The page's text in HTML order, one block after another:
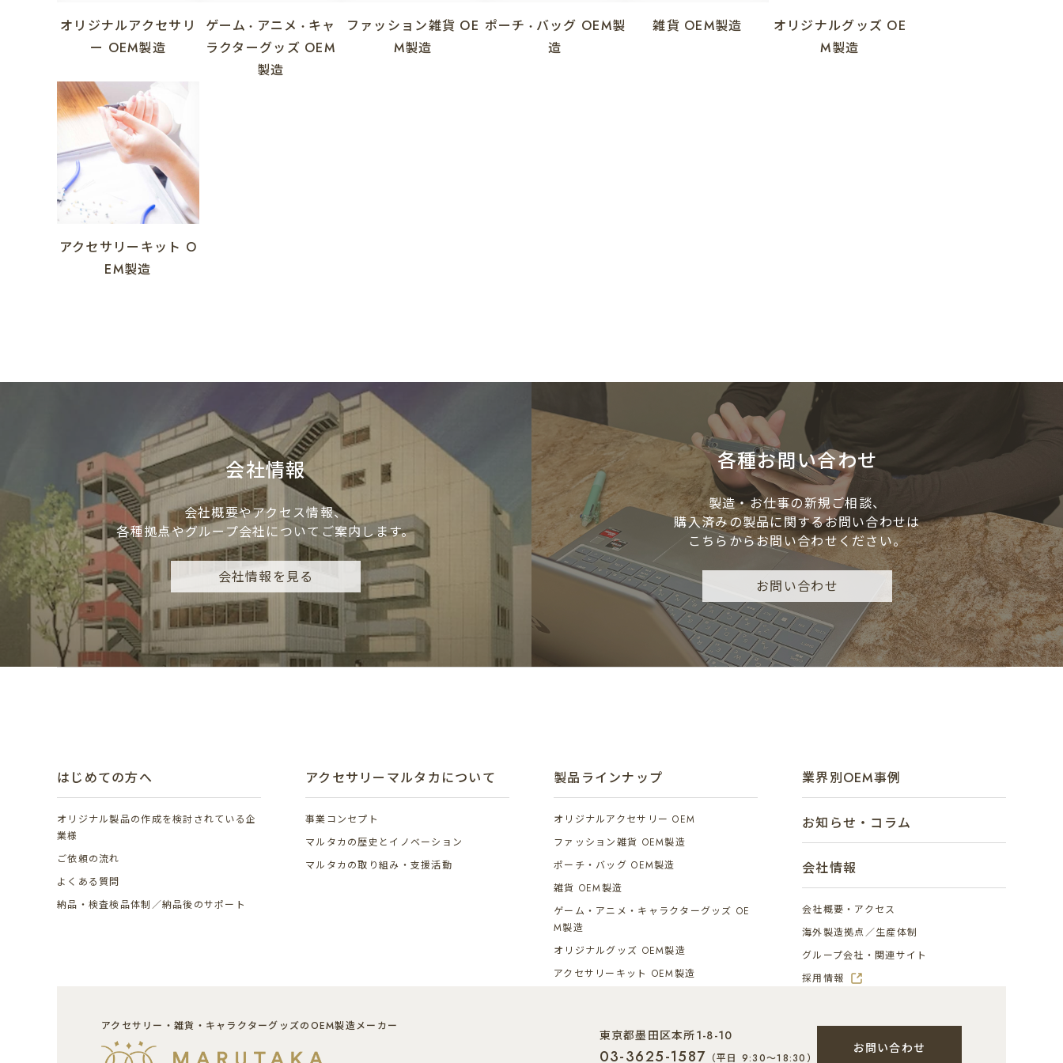
オリジナルアクセサリ
ー OEM製造
ゲーム ・ アニメ ・ キャ
ラクターグッズ OEM
製造
ファッション雑貨 OE
M製造
ポーチ ・ バッグ OEM製
造
雑貨 OEM製造 オリジナルグッズ OE
M製造
アクセサリーキット O
EM製造
会社情報
会社概要やアクセス情報、
各種拠点やグループ会社についてご案内します。
会社情報を見る
各種お問い合わせ
製造・お仕事の新規ご相談、
購入済みの製品に関するお問い合わせは
こちらからお問い合わせください。
お問い合わせ
アクセサリー・雑貨・キャラクターグッズのOEM製造メーカー
東京都墨田区本所1-8-10
03-3625-1587 （平日 9:30～18:30）
お問い合わせ
はじめての方へ
オリジナル製品の作成を検討されている企
業様
ご依頼の流れ
よくある質問
納品・検査検品体制／納品後のサポート
アクセサリーマルタカについて
事業コンセプト
マルタカの歴史とイノベーション
マルタカの取り組み・支援活動
製品ラインナップ
オリジナルアクセサリー OEM
ファッション雑貨 OEM製造
ポーチ・バッグ OEM製造
雑貨 OEM製造
ゲーム・アニメ・キャラクターグッズ OE
M製造
オリジナルグッズ OEM製造
アクセサリーキット OEM製造
業界別OEM事例
お知らせ・コラム
会社情報
会社概要・アクセス
海外製造拠点／生産体制
グループ会社・関連サイト
採用情報